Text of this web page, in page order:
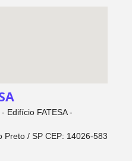
Edifício FATESA -
Preto / SP CEP: 14026-583